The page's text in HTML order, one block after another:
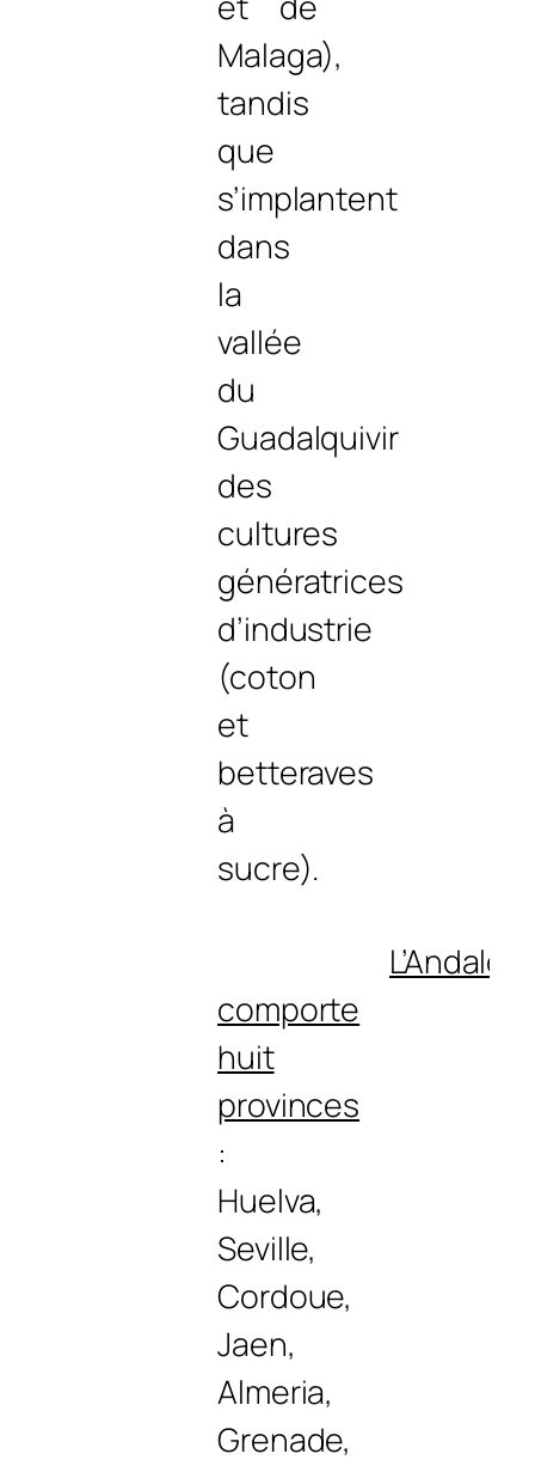
Malaga),
tandis
que
s’implantent
dans
la
vallée
du
Guadalquivir
des
cultures
génératrices
d’industrie
(coton
et
betteraves
à
sucre).
comporte
huit
provinces
:
Huelva,
Seville,
Cordoue,
Jaen,
Almeria,
Grenade,